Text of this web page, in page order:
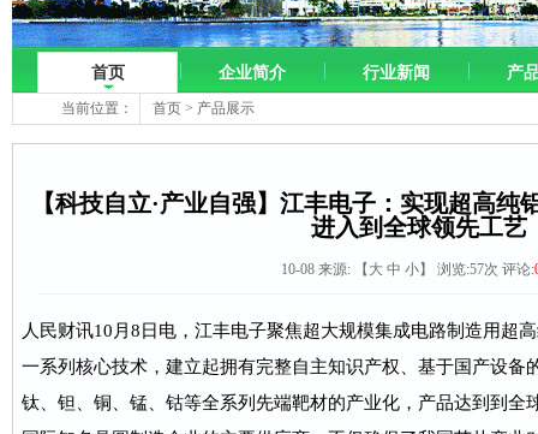
首页 企业简介 行业新闻 产
当前位置： 首页 > 产品展示
【科技自立·产业自强】江丰电子：实现超高纯
进入到全球领先工艺
10-08 来源: 【 大 中 小】 浏览:57次 评论:
人民财讯10月8日电，江丰电子聚焦超大规模集成电路制造用超
一系列核心技术，建立起拥有完整自主知识产权、基于国产设备
钛、钽、铜、锰、钴等全系列先端靶材的产业化，产品达到到全